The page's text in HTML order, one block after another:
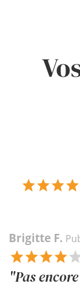
Brigitte F.
"Pas